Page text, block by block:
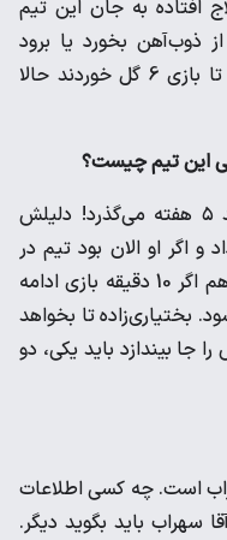
افتاده به جان این تیم
ذوب‌آهن بخورد یا برود
خرم‌‌آباد سه تا بخورد و یکی بزند؟ دو تا بازی 6 گل خوردند حالا
این تیم چیست؟
مربی که تا بیاید کارش را شروع کند ۵ هفته می‌گذرد! دلیلش
و اگر او الان بود تیم در
بالای جدول قرار داشت. جلوی هوادار هم اگر 10 دقیقه بازی ادامه
بختیاری‌زاده تا بخواهد
جا بیندازد باید یکی، دو
است. چه کسی اطلاعات
سهراب باید بگوید دیگر.